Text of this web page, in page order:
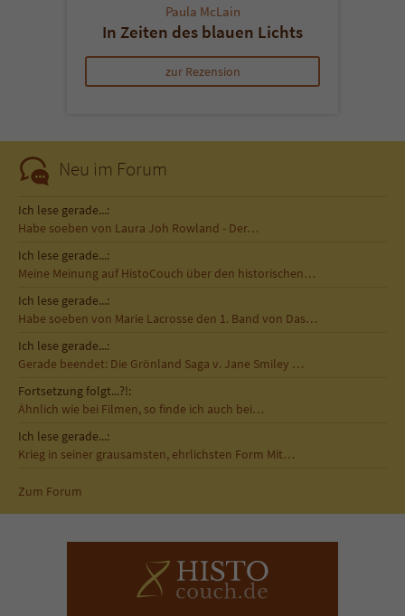
Paula McLain
In Zeiten des blauen Lichts
zur Rezension
Neu im Forum
Ich lese gerade...:
Habe soeben von Laura Joh Rowland - Der…
Ich lese gerade...:
Meine Meinung auf HistoCouch über den historischen…
Ich lese gerade...:
Habe soeben von Marie Lacrosse den 1. Band von Das…
Ich lese gerade...:
Gerade beendet: Die Grönland Saga v. Jane Smiley …
Fortsetzung folgt...?!:
Ähnlich wie bei Filmen, so finde ich auch bei…
Ich lese gerade...:
Krieg in seiner grausamsten, ehrlichsten Form Mit…
Zum Forum